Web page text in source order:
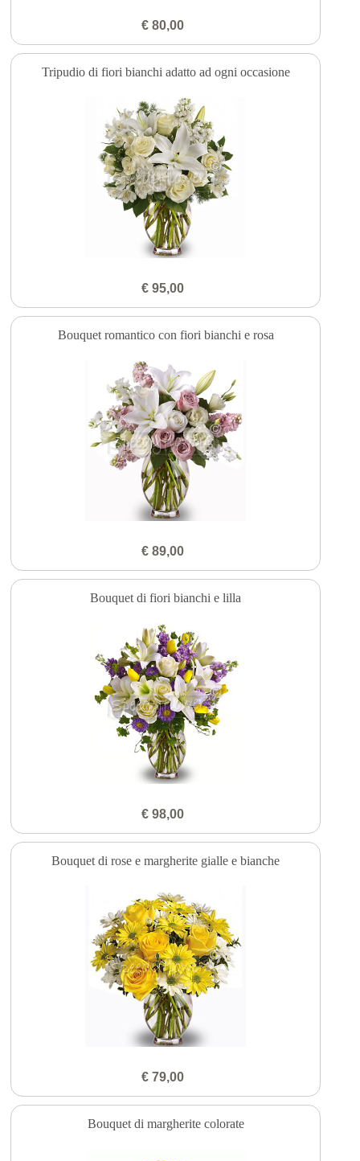
€ 80,00
Tripudio di fiori bianchi adatto ad ogni occasione
€ 95,00
Bouquet romantico con fiori bianchi e rosa
€ 89,00
Bouquet di fiori bianchi e lilla
€ 98,00
Bouquet di rose e margherite gialle e bianche
€ 79,00
Bouquet di margherite colorate